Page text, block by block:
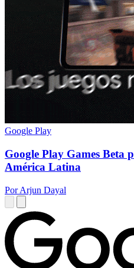
Google Play
Google Play Games Beta
América Latina
Por Arjun Dayal